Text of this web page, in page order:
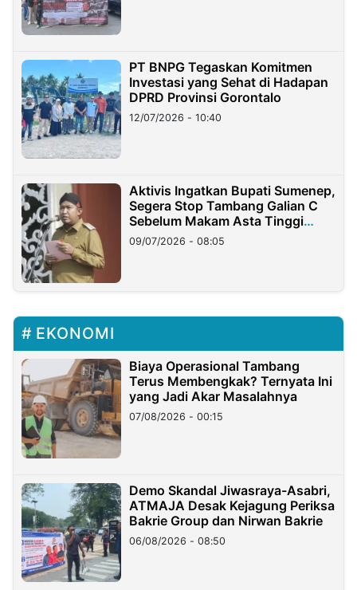
PT BNPG Tegaskan Komitmen
Investasi yang Sehat di Hadapan
DPRD Provinsi Gorontalo
12/07/2026 - 10:40
Aktivis Ingatkan Bupati Sumenep,
Segera Stop Tambang Galian C
Sebelum Makam Asta Tinggi
Longsor
09/07/2026 - 08:05
EKONOMI
Biaya Operasional Tambang
Terus Membengkak? Ternyata Ini
yang Jadi Akar Masalahnya
07/08/2026 - 00:15
Demo Skandal Jiwasraya-Asabri,
ATMAJA Desak Kejagung Periksa
Bakrie Group dan Nirwan Bakrie
06/08/2026 - 08:50